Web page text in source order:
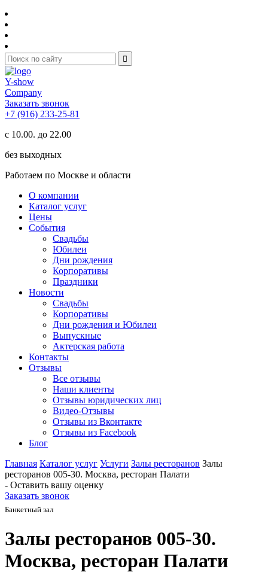
Y-show
Company
Заказать звонок
+7 (916) 233-25-81
с 10.00. до 22.00
без выходных
Работаем по Москве и области
О компании
Каталог услуг
Цены
События
Свадьбы
Юбилеи
Дни рождения
Корпоративы
Праздники
Новости
Свадьбы
Корпоративы
Дни рождения и Юбилеи
Выпускные
Актерская работа
Контакты
Отзывы
Все отзывы
Наши клиенты
Отзывы юридических лиц
Видео-Отзывы
Отзывы из Вконтакте
Отзывы из Facebook
Блог
Главная Каталог услуг Услуги Залы ресторанов Залы
ресторанов 005-30. Москва, ресторан Палати
- Оставить вашу оценку
Заказать звонок
Банкетный зал
Залы ресторанов 005-30.
Москва, ресторан Палати